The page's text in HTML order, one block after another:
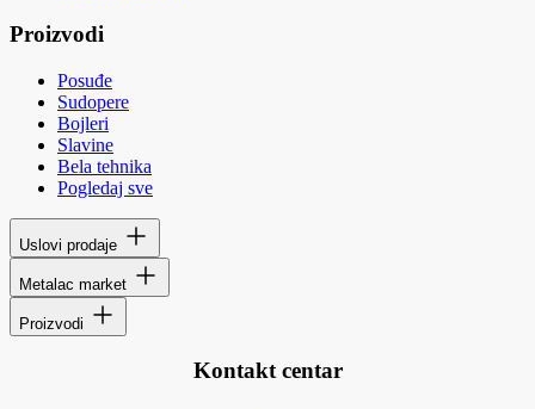
Proizvodi
Posuđe
Sudopere
Bojleri
Slavine
Bela tehnika
Pogledaj sve
Uslovi prodaje
Metalac market
Proizvodi
Kontakt centar